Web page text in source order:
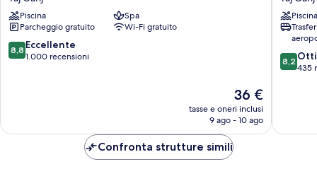
Marriott
Agra
Taj
Ganj
Piscina
Spa
Parcheggio gratuito
Wi-Fi gratuito
8.8
su
8,8 Eccellente
1.000 recensioni
Il
prezzo
attuale
36 €
tasse e oneri inclusi
9 ago - 10 ago
Agra
Taj
Ganj
Piscina
8.2
su
8,2
435
Confronta strutture simili